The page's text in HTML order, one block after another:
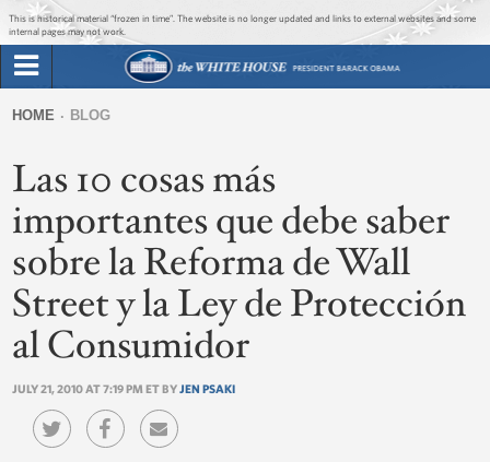
Jump to main content
Jump to navigation
This is historical material “frozen in time”. The website is no longer updated and links to external websites and some
internal pages may not work.
Briefing Room
Issues
The Administration
1600 Penn
form
are
here
HOME BLOG
Las 10 cosas más
importantes que debe saber
sobre la Reforma de Wall
Street y la Ley de Protección
al Consumidor
JULY 21, 2010 AT 7:19 PM ET BYJEN PSAKI